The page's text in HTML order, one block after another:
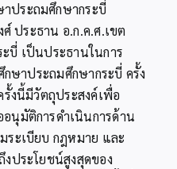
ประถมศึกษากระบี่
ประธาน อ.ก.ค.ศ.เขต
บี่ เป็นประธานในการ
ษาประถมศึกษากระบี่ ครั้ง
งนี้มีวัตถุประสงค์เพื่อ
นุมัติการดำเนินการด้าน
ระเบียบ กฎหมาย และ
งประโยชน์สูงสุดของ